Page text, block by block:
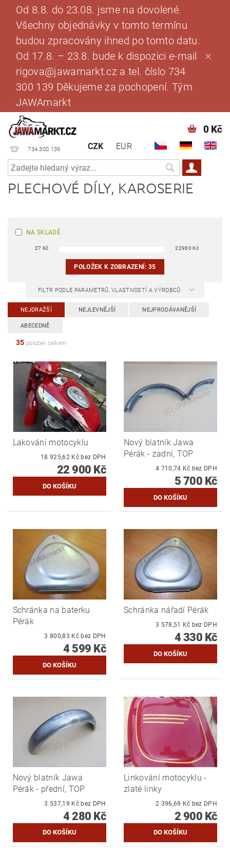
Od 8.8. do 23.08. jsme na dovolené.
Všechny objednávky v tomto termínu
budou zpracovány ihned po tomto datu.
Od 17.8. – 23.8. bude k dispozici e-mail
rigova@jawamarkt.cz a tel. číslo 734
300 139 Děkujeme za pochopení. Tým
JAWAmarkt
734 300 139 CZK EUR
0 Kč
PLECHOVÉ DÍLY, KAROSERIE
NA SKLADĚ
27 Kč 22900 Kč
POLOŽEK K ZOBRAZENÍ:35
FILTR PODLE PARAMETRŮ, VLASTNOSTÍ A VÝROBCŮ
NEJDRAŽŠÍ NEJLEVNĚJŠÍ NEJPRODÁVANĚJŠÍ
ABECEDNĚ
35 položek celkem
Lakování motocyklu
18 925,62 Kč bez DPH
22 900 Kč
Nový blatník Jawa
Pérák - zadní, TOP
4 710,74 Kč bez DPH
5 700 Kč
Schránka na baterku
Pérák
3 800,83 Kč bez DPH
4 599 Kč
Schránka nářadí Pérák
3 578,51 Kč bez DPH
4 330 Kč
Nový blatník Jawa
Pérák - přední, TOP
3 537,19 Kč bez DPH
4 280 Kč
Linkování motocyklu -
zlaté linky
2 396,69 Kč bez DPH
2 900 Kč